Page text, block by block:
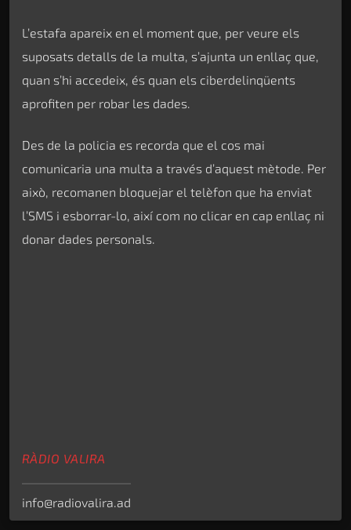
L’estafa apareix en el moment que, per veure els
suposats detalls de la multa, s’ajunta un enllaç que,
quan s’hi accedeix, és quan els ciberdelinqüents
aprofiten per robar les dades.
Des de la policia es recorda que el cos mai
comunicaria una multa a través d’aquest mètode. Per
això, recomanen bloquejar el telèfon que ha enviat
l’SMS i esborrar-lo, així com no clicar en cap enllaç ni
donar dades personals.
RÀDIO VALIRA
info@radiovalira.ad